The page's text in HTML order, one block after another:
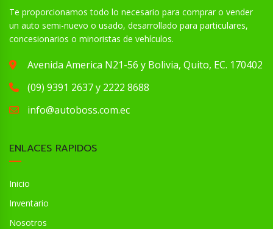
Te proporcionamos todo lo necesario para comprar o vender
un auto semi-nuevo o usado, desarrollado para particulares,
concesionarios o minoristas de vehículos.
Avenida America N21-56 y Bolivia, Quito, EC. 170402
(09) 9391 2637 y 2222 8688
info@autoboss.com.ec
ENLACES RAPIDOS
Inicio
Inventario
Nosotros